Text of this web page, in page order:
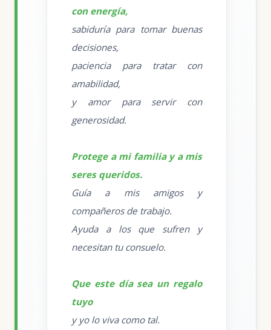
con energía,
sabiduría para tomar buenas
decisiones,
paciencia para tratar con
amabilidad,
y amor para servir con
generosidad.
Protege a mi familia y a mis
seres queridos.
Guía a mis amigos y
compañeros de trabajo.
Ayuda a los que sufren y
necesitan tu consuelo.
Que este día sea un regalo
tuyo
y yo lo viva como tal.